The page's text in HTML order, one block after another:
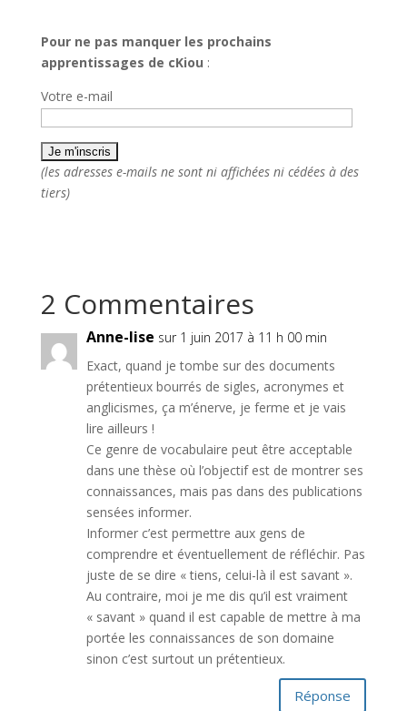
Pour ne pas manquer les prochains
apprentissages de cKiou :
Votre e-mail
(les adresses e-mails ne sont ni affichées ni cédées à des
tiers)
2 Commentaires
Anne-lise sur 1 juin 2017 à 11 h 00 min
Exact, quand je tombe sur des documents
prétentieux bourrés de sigles, acronymes et
anglicismes, ça m’énerve, je ferme et je vais
lire ailleurs !
Ce genre de vocabulaire peut être acceptable
dans une thèse où l’objectif est de montrer ses
connaissances, mais pas dans des publications
sensées informer.
Informer c’est permettre aux gens de
comprendre et éventuellement de réfléchir. Pas
juste de se dire « tiens, celui-là il est savant ».
Au contraire, moi je me dis qu’il est vraiment
« savant » quand il est capable de mettre à ma
portée les connaissances de son domaine
sinon c’est surtout un prétentieux.
Réponse